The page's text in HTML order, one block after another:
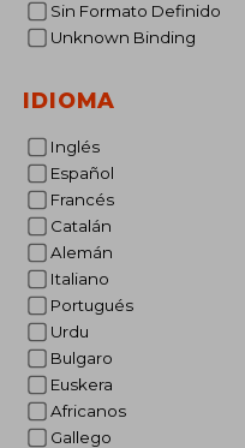
Sin Formato Definido
Unknown Binding
IDIOMA
Inglés
Español
Francés
Catalán
Alemán
Italiano
Portugués
Urdu
Bulgaro
Euskera
Africanos
Gallego